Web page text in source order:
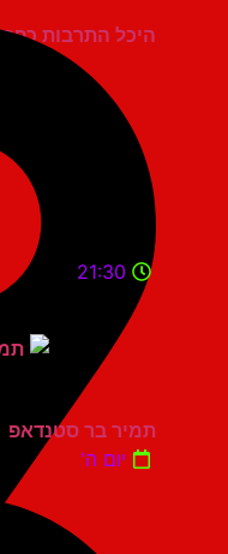
היכל התרבות כפר סבא
21:30
תמיר בר סטנדאפ
יום ה'